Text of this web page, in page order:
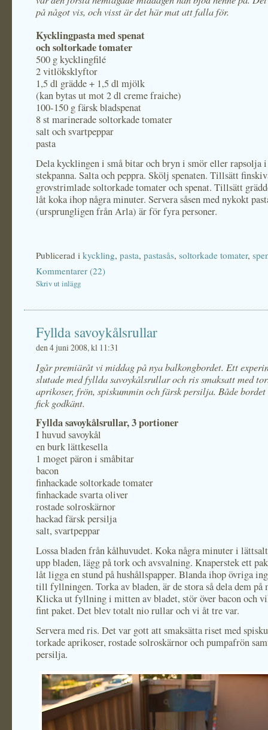
på något vis, och visst är det här mat att falla för.
Kycklingpasta med spenat
och soltorkade tomater
500 g kycklingfilé
2 vitlöksklyftor
1,5 dl grädde + 1,5 dl mjölk
(kan bytas ut mot 2 dl creme fraiche)
100-150 g färsk bladspenat
8 st marinerade soltorkade tomater
salt och svartpeppar
pasta
Dela kycklingen i små bitar och bryn i smör eller rapsolja i
stekpanna. Salta och peppra. Skölj spenaten. Tillsätt
grovstrimlade soltorkade tomater och spenat. Tillsätt
låt koka ihop några minuter. Servera såsen med nykokt
(ursprungligen från Arla) är för fyra personer.
Publicerad i kyckling, pasta, pastasås, soltorkade tomater,
Kommentarer (22)
Skriv ut inlägg
Fyllda savoykålsrullar
den 4 juni 2008, kl 11:31
Igår premiäråt vi middag på nya balkongbordet. Ett
slutade med fyllda savoykålsrullar och ris smaksatt med
aprikoser, frön, spiskummin och färsk persilja. Både bordet
fick godkänt.
Fyllda savoykålsrullar, 3 portioner
I huvud savoykål
en burk lättkesella
1 moget päron i småbitar
bacon
finhackade soltorkade tomater
finhackade svarta oliver
rostade solroskärnor
hackad färsk persilja
salt, svartpeppar
Lossa bladen från kålhuvudet. Koka några minuter i
upp bladen, lägg på tork och avsvalning. Knaperstek ett
låt ligga en stund på hushållspapper. Blanda ihop övriga
till fyllningen. Torka av bladen, är de stora så dela dem på
Klicka ut fyllning i mitten av bladet, stör över bacon och
fint paket. Det blev totalt nio rullar och vi åt tre var.
Servera med ris. Det var gott att smaksätta riset med
torkade aprikoser, rostade solroskärnor och pumpafrön
persilja.